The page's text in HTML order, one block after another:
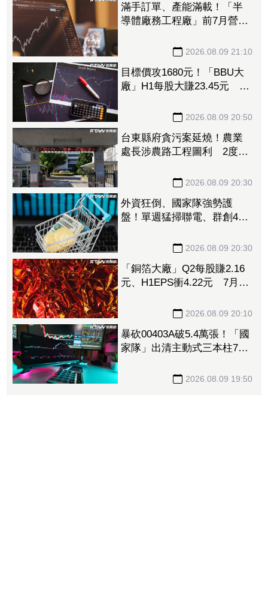
滿手訂單、產能滿載！「半
導體廠務工程廠」前7月營收
2026.08.09 21:10
目標價攻1680元！「BBU大
廠」H1每股大賺23.45元 資
化推升毛利率 2026.08.09 20:50
台東縣府貪污案延燒！農業
處長涉農路工程圖利 2度交
2026.08.09 20:30
外資狂倒、國家隊強勢護
盤！單週猛掃聯電、群創4萬
2026.08.09 20:30
「銅箔大廠」Q2每股賺2.16
元、H1EPS衝4.22元 7月營
2026.08.09 20:10
暴砍00403A破5.4萬張！「國
家隊」出清主動式三本柱7萬
2026.08.09 19:50